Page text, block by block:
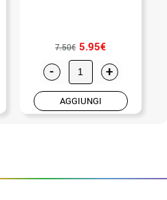
7.50€ 5.95€
- +
AGGIUNGI